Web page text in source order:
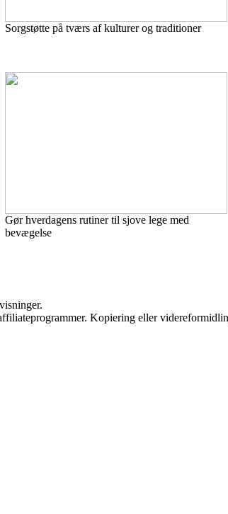
Sorgstøtte på tværs af kulturer og traditioner
Gør hverdagens rutiner til sjove lege med
bevægelse
Kopiering eller